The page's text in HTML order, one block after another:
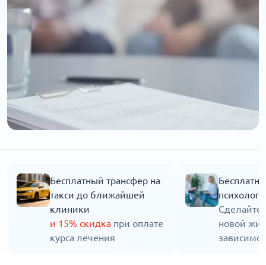
Бесплатный трансфер на
такси до ближайшей
клиники
и 15% скидка при оплате
курса лечения
психолога
Сделайте
новой